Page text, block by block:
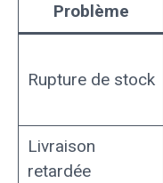
Problème
Rupture de stock
Livraison
retardée